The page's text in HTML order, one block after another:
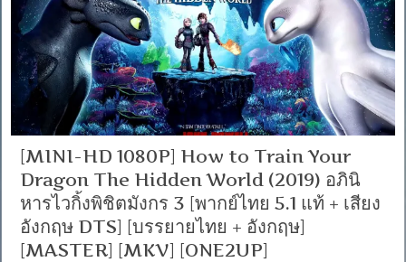
[MINI-HD 1080P] How to Train Your
Dragon The Hidden World (2019) อภินิ
หารไวกิ้งพิชิตมังกร 3 [พากย์ไทย 5.1 แท้ + เสียง
อังกฤษ DTS] [บรรยายไทย + อังกฤษ]
[MASTER] [MKV] [ONE2UP]